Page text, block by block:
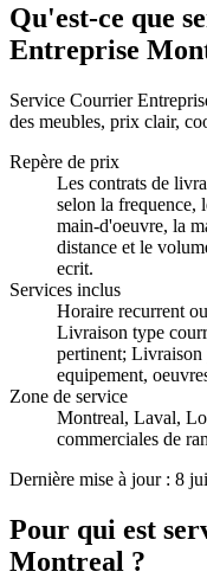
Qu'est-ce que
Entreprise
Service Courrier
des meubles, prix clair,
Repère de prix
Les contrats de
selon la frequence,
main-d'oeuvre, la
distance et le
ecrit.
Services inclus
Horaire recurrent
Livraison type
pertinent; Livraison
equipement,
Zone de service
Montreal, Laval,
commerciales de
Dernière mise à jour : 8
Pour qui est
Montreal ?